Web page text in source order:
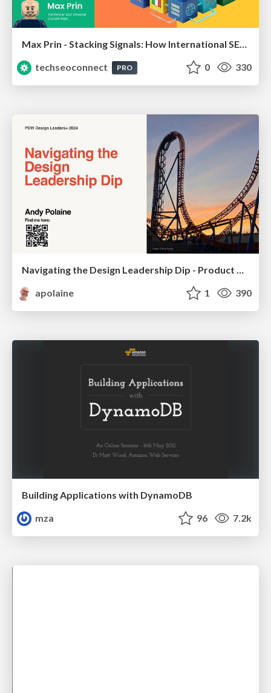
Max Prin - Stacking Signals: How International SEO Comes Together (And Falls Apart)
techseoconnect
PRO 0 330
apolaine
1 390
Building Applications with DynamoDB
mza
96 7.2k